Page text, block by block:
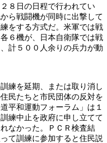
８日の日程で行われてい
ら戦闘機が同時に出撃して
をする方式だ。米軍では戦
６機が、日本自衛隊では戦
計５００人余りの兵力が動
練を延期、または取り消し
民たちと市民団体の反対を
平和運動フォーラム」は１
練中止を政府に申し立てて
なかった。ＰＣＲ検査結
て訓練に参加すると住民説